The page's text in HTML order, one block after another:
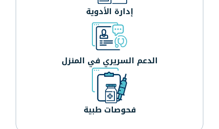
إدارة الأدوية
الدعم السريري في المنزل
فحوصات طبية